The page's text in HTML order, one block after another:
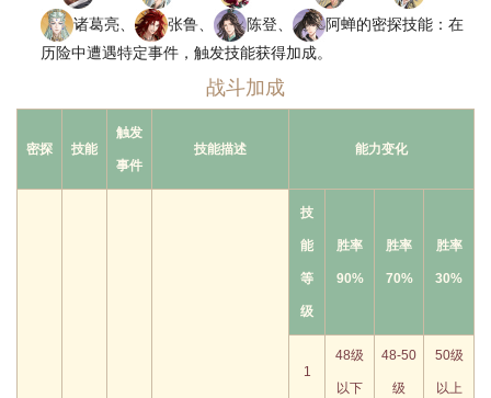
诸葛亮、 张鲁、 陈登、
阿蝉的密探技能：在
历险中遭遇特定事件，触发技能获得加成。
战斗加成
密探 技能
触发
事件
技能描述 能力变化
技
能
等
级
胜率
90%
胜率
70%
胜率
30%
1
48级
以下
48-50
级
50级
以上